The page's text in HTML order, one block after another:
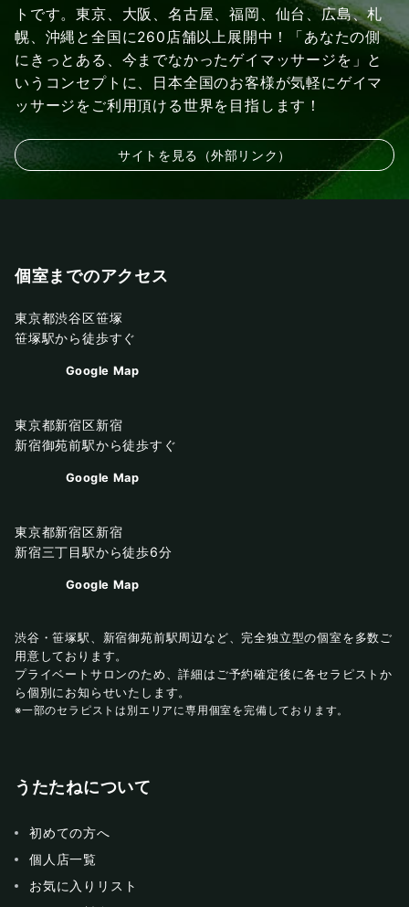
トです。東京、大阪、名古屋、福岡、仙台、広島、札
幌、沖縄と全国に260店舗以上展開中！「あなたの側
にきっとある、今までなかったゲイマッサージを」と
いうコンセプトに、日本全国のお客様が気軽にゲイマ
ッサージをご利用頂ける世界を目指します！
サイトを見る（外部リンク）
個室までのアクセス
東京都渋谷区笹塚
笹塚駅から徒歩すぐ
Google Map
東京都新宿区新宿
新宿御苑前駅から徒歩すぐ
Google Map
東京都新宿区新宿
新宿三丁目駅から徒歩6分
Google Map
渋谷・笹塚駅、新宿御苑前駅周辺など、完全独立型の個室を多数ご
用意しております。
プライベートサロンのため、詳細はご予約確定後に各セラピストか
ら個別にお知らせいたします。
※一部のセラピストは別エリアに専用個室を完備しております。
うたたねについて
初めての方へ
個人店一覧
お気に入りリスト